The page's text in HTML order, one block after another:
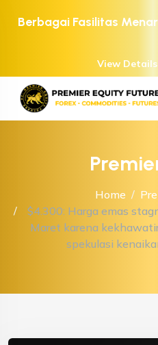
Berbagai Fasilitas
View Details
Home
$4.300: Harga emas
Maret karena
spekulasi